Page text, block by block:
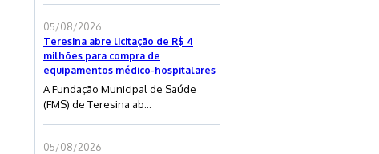
05/08/2026
Teresina abre licitação de R$ 4
milhões para compra de
equipamentos médico-hospitalares
A Fundação Municipal de Saúde
(FMS) de Teresina ab...
05/08/2026